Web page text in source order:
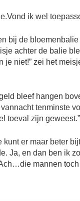
bij de
achter de balie
je niet!” zei het
bleef hangen
tenminste
zijn
kunt er maar beter
Ja, en dan ben ik
mannen